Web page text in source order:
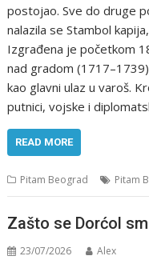
postojao. Sve do druge
nalazila se Stambol
Izgrađena je početkom
nad gradom
kao glavni ulaz u varoš.
putnici, vojske i
READ MORE
Pitam Beograd Pitam
Zašto se Dorćol
23/07/2026 Alex